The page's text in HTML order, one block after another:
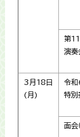
第11
演奏
3月18日
(月)
令和
特別
面会